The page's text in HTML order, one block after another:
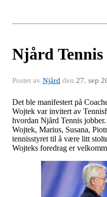
Njård
Postet av Njård den 27. sep
Det ble manifestert på
Wojtek var invitert av
hvordan Njård Tennis
Wojtek, Marius, Susana,
tennisstyret til å være litt
Wojteks foredrag er